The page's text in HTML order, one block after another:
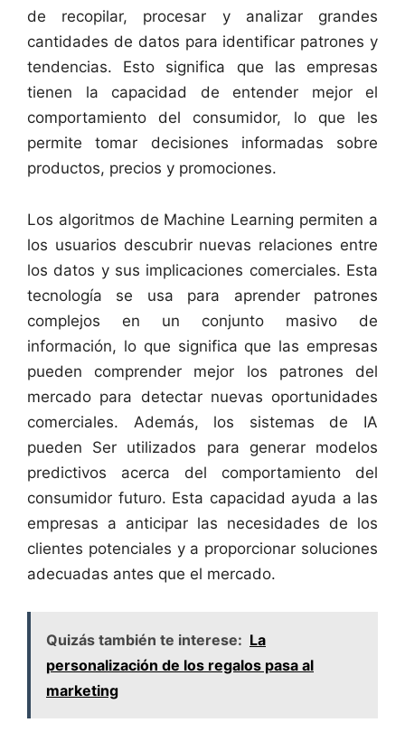
de recopilar, procesar y analizar grandes
cantidades de datos para identificar patrones y
tendencias. Esto significa que las empresas
tienen la capacidad de entender mejor el
comportamiento del consumidor, lo que les
permite tomar decisiones informadas sobre
productos, precios y promociones.
Los algoritmos de Machine Learning permiten a
los usuarios descubrir nuevas relaciones entre
los datos y sus implicaciones comerciales. Esta
tecnología se usa para aprender patrones
complejos en un conjunto masivo de
información, lo que significa que las empresas
pueden comprender mejor los patrones del
mercado para detectar nuevas oportunidades
comerciales. Además, los sistemas de IA
pueden Ser utilizados para generar modelos
predictivos acerca del comportamiento del
consumidor futuro. Esta capacidad ayuda a las
empresas a anticipar las necesidades de los
clientes potenciales y a proporcionar soluciones
adecuadas antes que el mercado.
Quizás también te interese: La
personalización de los regalos pasa al
marketing